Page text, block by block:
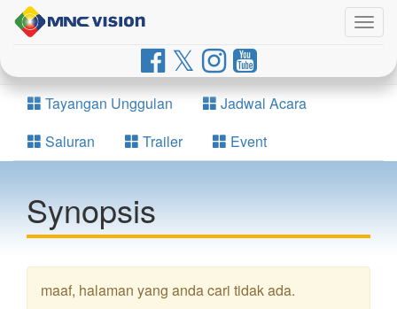
Tayangan Unggulan
Jadwal Acara
Saluran
Trailer Event
Synopsis
maaf, halaman yang anda cari tidak ada.